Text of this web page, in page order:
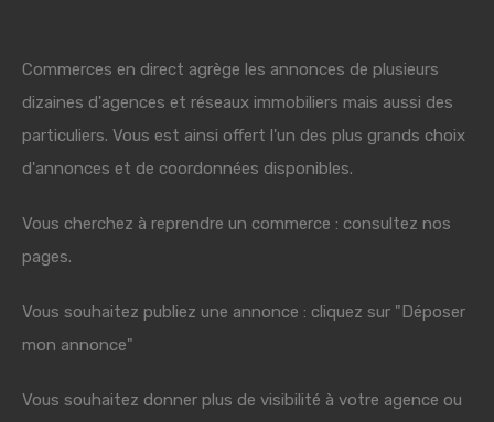
Commerces en direct agrège les annonces de plusieurs
dizaines d'agences et réseaux immobiliers mais aussi des
particuliers. Vous est ainsi offert l'un des plus grands choix
d'annonces et de coordonnées disponibles.
Vous cherchez à reprendre un commerce : consultez nos
pages.
Vous souhaitez publiez une annonce : cliquez sur "Déposer
mon annonce"
Vous souhaitez donner plus de visibilité à votre agence ou